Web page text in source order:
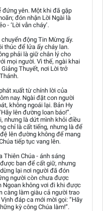
yên. Một khi đã gặp
đón nhận Lời Ngài là
- ‘Lời vẫn cháy’.
động Tin Mừng ấy.
thúc để lửa ấy cháy lan.
phải là giữ chân lý cho
mọi người. Vì thế, ngài khai
Thuyết, nơi Lời trở
xuất từ chính lời của
nay. Ngài đặt con người
không ngoái lại. Bản Hy
lên đường loan báo!”.
nhưng là dứt mình khỏi điều
chỉ là cất tiếng, nhưng là để
lên đường không để mang
tiếp tục vang lên.
Thiên Chúa - ánh sáng
ban để cất giữ, nhưng
lại nơi người đã đón
người còn chưa được
Ngoan không vơi đi khi được
càng làm giàu cả người trao
đáp ca mới mời gọi: “Hãy
kỳ công Chúa làm!”.